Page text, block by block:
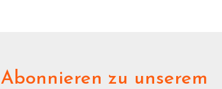
Abonnieren zu unserem